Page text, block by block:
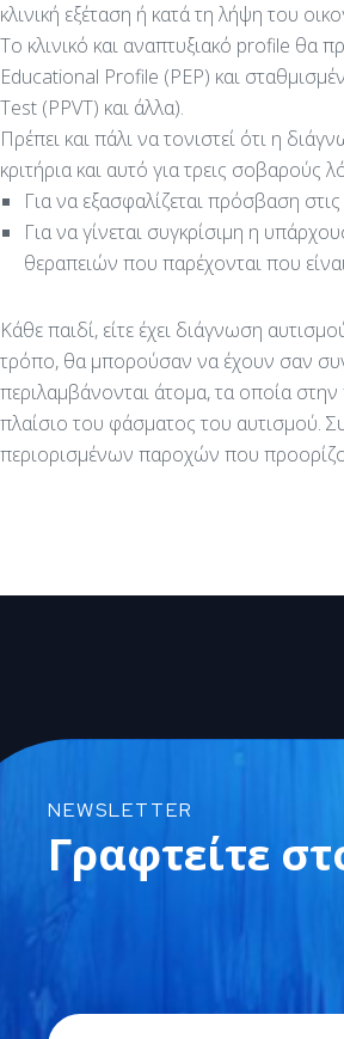
κλινική εξέταση ή κατά τη λήψη του
Το κλινικό και αναπτυξιακό profile θα
Educational Profile (PEP) και
Test (PPVT) και άλλα).
Πρέπει και πάλι να τονιστεί ότι η
κριτήρια και αυτό για τρεις σοβαρούς
Για να εξασφαλίζεται πρόσβαση
Για να γίνεται συγκρίσιμη η
θεραπειών που παρέχονται που
Κάθε παιδί, είτε έχει διάγνωση
τρόπο, θα μπορούσαν να έχουν σαν
περιλαμβάνονται άτομα, τα οποία
πλαίσιο του φάσματος του αυτισμού.
περιορισμένων παροχών που
NEWSLETTER
Γραφτείτε